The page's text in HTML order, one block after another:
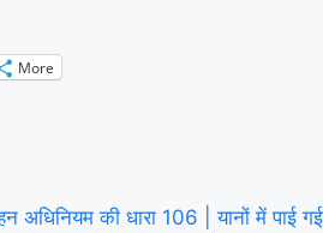
More
अधिनियम की धारा 106 | यानों में पाई गई